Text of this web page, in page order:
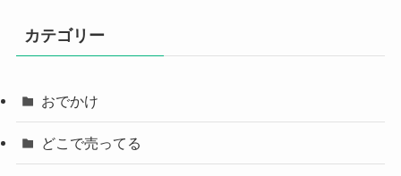
カテゴリー
おでかけ
どこで売ってる